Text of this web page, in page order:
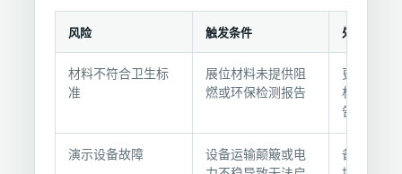
险
理
与
风险 触发条件 处理动作
材料不符合卫生标
准
展位材料未提供阻
燃或环保检测报告
更换为医
材料，补
告
演示设备故障
设备运输颠簸或电
备用设备